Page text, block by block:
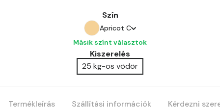
Szín
Apricot C
Anticred A
Antimony A
Másik színt választok
Kiszerelés
25 kg-os vödör
Termékleírás Szállítási információk Kérdezni